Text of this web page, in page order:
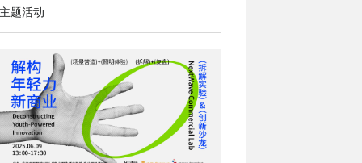
题活动